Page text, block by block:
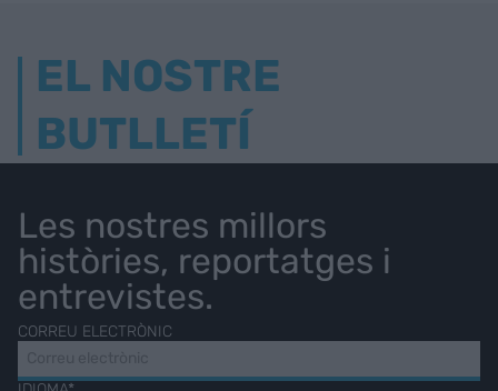
EL NOSTRE
BUTLLETÍ
Les nostres millors
històries, reportatges i
entrevistes.
CORREU ELECTRÒNIC